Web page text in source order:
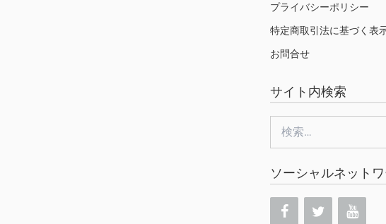
プライバシーポリシー
特定商取引法に基づく表
お問合せ
サイト内検索
ソーシャルネットワ